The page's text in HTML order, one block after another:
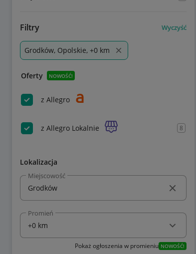
Filtry Wyczyść
Grodków, Opolskie, +0 km
Oferty NOWOŚĆ!
z Allegro
z Allegro Lokalnie 8
Lokalizacja
Miejscowość
Promień
Pokaż ogłoszenia w promieniu NOWOŚĆ!